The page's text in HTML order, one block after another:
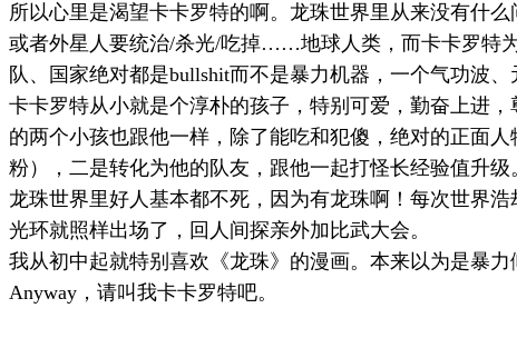
所以心里是渴望卡卡罗特的啊。龙珠世界里从来没有什
或者外星人要统治/杀光/吃掉……地球人类，而卡卡罗特
队、国家绝对都是bullshit而不是暴力机器，一个气功波、
卡卡罗特从小就是个淳朴的孩子，特别可爱，勤奋上进
的两个小孩也跟他一样，除了能吃和犯傻，绝对的正面
粉），二是转化为他的队友，跟他一起打怪长经验值升级
龙珠世界里好人基本都不死，因为有龙珠啊！每次世界
光环就照样出场了，回人间探亲外加比武大会。
我从初中起就特别喜欢《龙珠》的漫画。本来以为是暴
Anyway ，请叫我卡卡罗特吧。